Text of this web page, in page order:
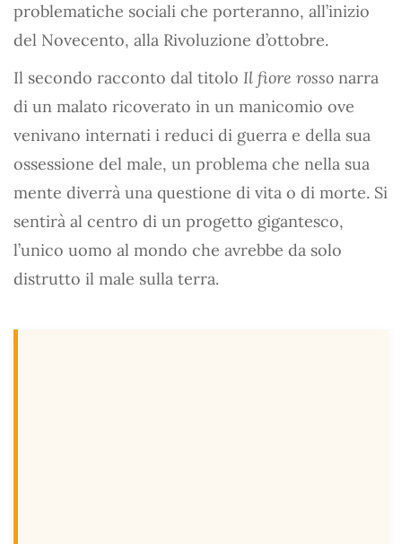
problematiche sociali che porteranno, all’inizio
del Novecento, alla Rivoluzione d’ottobre.
Il secondo racconto dal titolo Il fiore rosso narra
di un malato ricoverato in un manicomio ove
venivano internati i reduci di guerra e della sua
ossessione del male, un problema che nella sua
mente diverrà una questione di vita o di morte. Si
sentirà al centro di un progetto gigantesco,
l’unico uomo al mondo che avrebbe da solo
distrutto il male sulla terra.